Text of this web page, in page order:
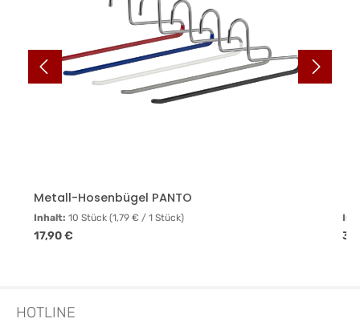
Metall-Hosenbügel PANTO
Inhalt:10 Stück(1,79 € / 1 Stück)
Regulärer Preis:
17,90 €
HOTLINE